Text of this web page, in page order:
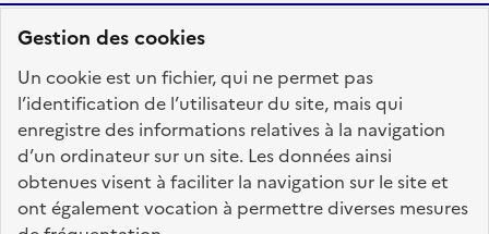
Gestion des cookies
Un cookie est un fichier, qui ne permet pas
l’identification de l’utilisateur du site, mais qui
enregistre des informations relatives à la navigation
d’un ordinateur sur un site. Les données ainsi
obtenues visent à faciliter la navigation sur le site et
ont également vocation à permettre diverses mesures
FRANÇAISE
fonction-publique.gouv.fr
legifrance.gouv.fr